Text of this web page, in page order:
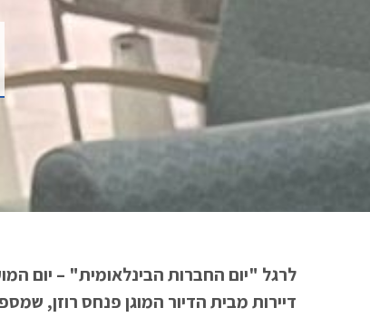
לרגל "יום החברות הבינלאומית" – יום
דיירות מבית הדיור המוגן פנחס רוזן,